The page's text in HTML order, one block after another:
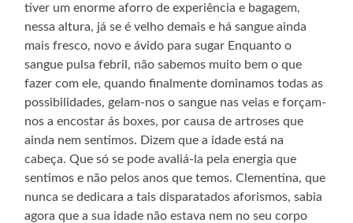
tiver um enorme aforro de experiência e bagagem,
nessa altura, já se é velho demais e há sangue ainda
mais fresco, novo e ávido para sugar Enquanto o
sangue pulsa febril, não sabemos muito bem o que
fazer com ele, quando finalmente dominamos todas as
possibilidades, gelam-nos o sangue nas veias e forçam-
nos a encostar ás boxes, por causa de artroses que
ainda nem sentimos. Dizem que a idade está na
cabeça. Que só se pode avaliá-la pela energia que
sentimos e não pelos anos que temos. Clementina, que
nunca se dedicara a tais disparatados aforismos, sabia
agora que a sua idade não estava nem no seu corpo